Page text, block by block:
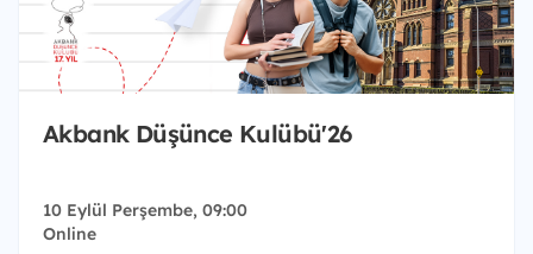
Akbank Düşünce Kulübü'26
10 Eylül Perşembe, 09:00
Online